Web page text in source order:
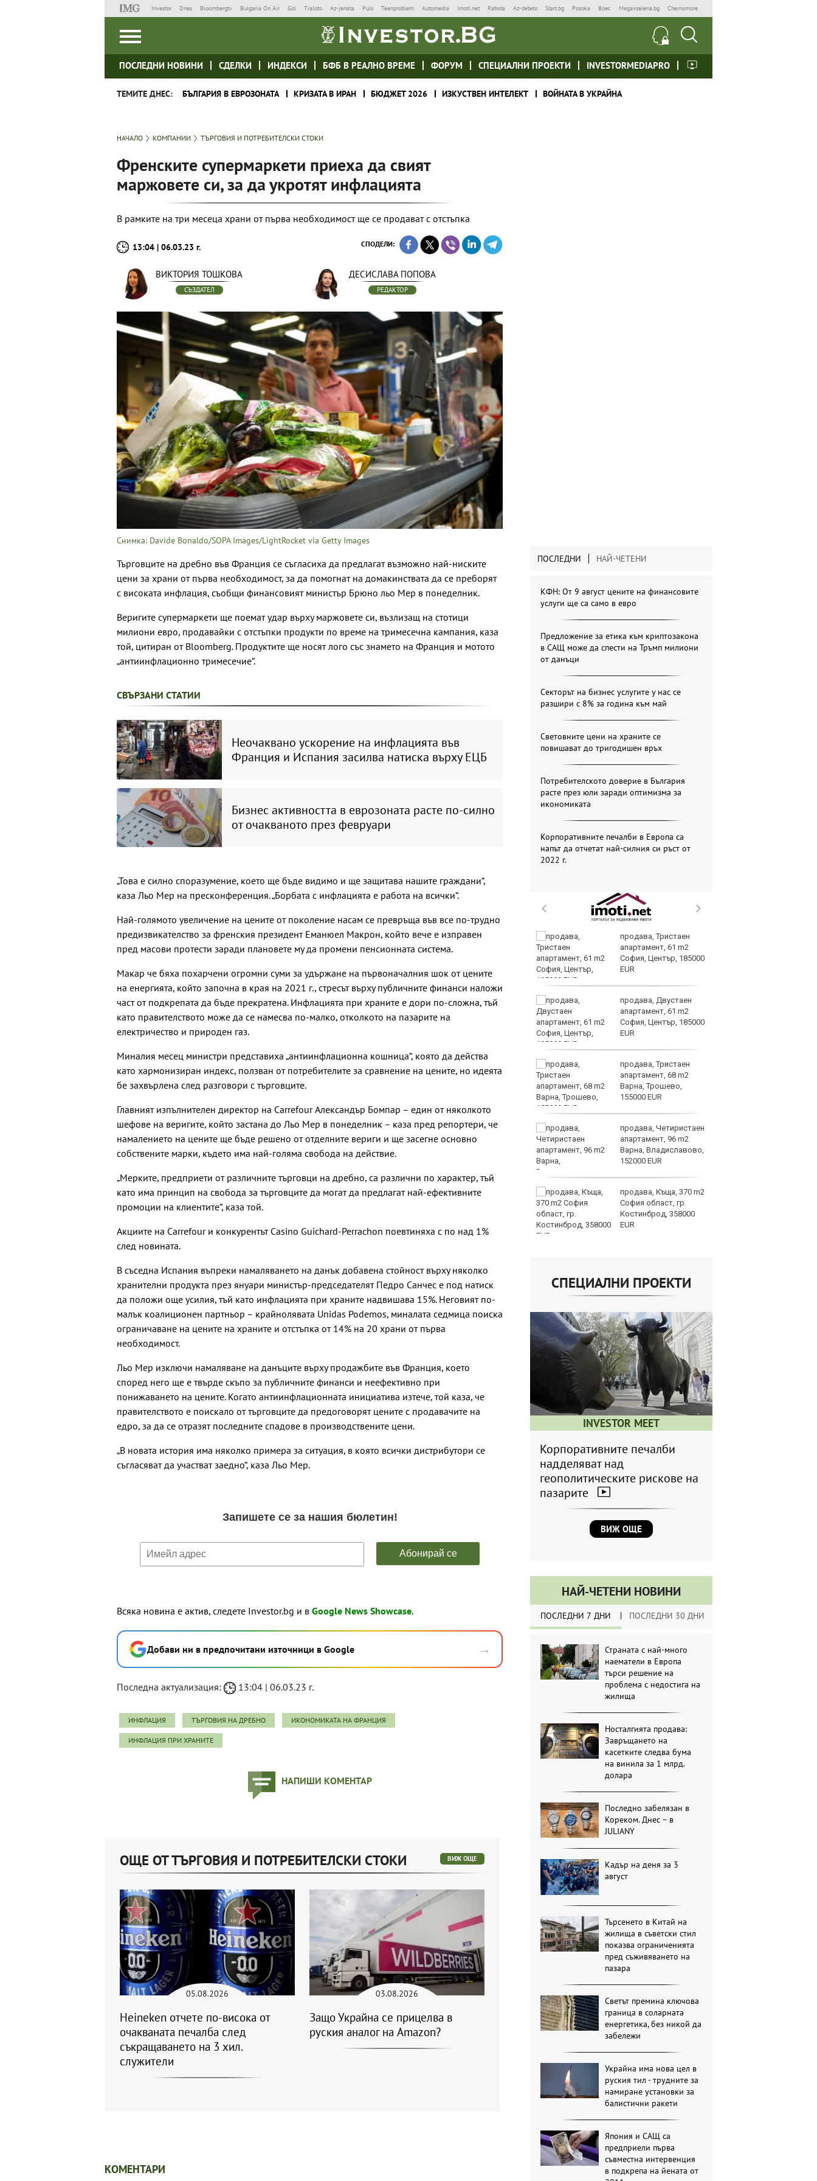
Investor Dnes Bloombergtv Bulgaria On Air Gol Tialoto Az-jenata Puls Teenproblem Automedia Imoti.net Rabota Az-deteto Start.bg Posoka Boec Megavselena.bg Chernomore
ПОСЛЕДНИ НОВИНИ СДЕЛКИ ИНДЕКСИ БФБ В РЕАЛНО ВРЕМЕ ФОРУМ СПЕЦИАЛНИ ПРОЕКТИ INVESTORMEDIAPRO
ТЕМИТЕ ДНЕС: БЪЛГАРИЯ В ЕВРОЗОНАТА КРИЗАТА В ИРАН БЮДЖЕТ 2026 ИЗКУСТВЕН ИНТЕЛЕКТ ВОЙНАТА В УКРАЙНА
НАЧАЛО КОМПАНИИ ТЪРГОВИЯ И ПОТРЕБИТЕЛСКИ СТОКИ
Френските супермаркети приеха да свият
маржовете си, за да укротят инфлацията
В рамките на три месеца храни от първа необходимост ще се продават с отстъпка
13:04 | 06.03.23 г. СПОДЕЛИ:
ВИКТОРИЯ ТОШКОВА
СЪЗДАТЕЛ
ДЕСИСЛАВА ПОПОВА
РЕДАКТОР
Снимка: Davide Bonaldo/SOPA Images/LightRocket via Getty Images
Търговците на дребно във Франция се съгласиха да предлагат възможно най-ниските
цени за храни от първа необходимост, за да помогнат на домакинствата да се преборят
с високата инфлация, съобщи финансовият министър Брюно льо Мер в понеделник.
Веригите супермаркети ще поемат удар върху маржовете си, възлизащ на стотици
милиони евро, продавайки с отстъпки продукти по време на тримесечна кампания, каза
той, цитиран от Bloomberg. Продуктите ще носят лого със знамето на Франция и мотото
„антиинфлационно тримесечие“.
СВЪРЗАНИ СТАТИИ
Неочаквано ускорение на инфлацията във
Франция и Испания засилва натиска върху ЕЦБ
Бизнес активността в еврозоната расте по-силно
от очакваното през февруари
„Това е силно споразумение, което ще бъде видимо и ще защитава нашите граждани“,
каза Льо Мер на пресконференция. „Борбата с инфлацията е работа на всички“.
Най-голямото увеличение на цените от поколение насам се превръща във все по-трудно
предизвикателство за френския президент Еманюел Макрон, който вече е изправен
пред масови протести заради плановете му да промени пенсионната система.
Макар че бяха похарчени огромни суми за удържане на първоначалния шок от цените
на енергията, който започна в края на 2021 г., стресът върху публичните финанси наложи
част от подкрепата да бъде прекратена. Инфлацията при храните е дори по-сложна, тъй
като правителството може да се намесва по-малко, отколкото на пазарите на
електричество и природен газ.
Миналия месец министри представиха „антиинфлационна кошница“, която да действа
като хармонизиран индекс, ползван от потребителите за сравнение на цените, но идеята
бе захвърлена след разговори с търговците.
Главният изпълнителен директор на Carrefour Александър Бомпар – един от няколкото
шефове на веригите, който застана до Льо Мер в понеделник – каза пред репортери, че
намалението на цените ще бъде решено от отделните вериги и ще засегне основно
собствените марки, където има най-голяма свобода на действие.
„Мерките, предприети от различните търговци на дребно, са различни по характер, тъй
като има принцип на свобода за търговците да могат да предлагат най-ефективните
промоции на клиентите“, каза той.
Акциите на Carrefour и конкурентът Casino Guichard-Perrachon поевтиняха с по над 1%
след новината.
В съседна Испания въпреки намаляването на данък добавена стойност върху няколко
хранителни продукта през януари министър-председателят Педро Санчес е под натиск
да положи още усилия, тъй като инфлацията при храните надвишава 15%. Неговият по-
малък коалиционен партньор – крайнолявата Unidas Podemos, миналата седмица поиска
ограничаване на цените на храните и отстъпка от 14% на 20 храни от първа
необходимост.
Льо Мер изключи намаляване на данъците върху продажбите във Франция, което
според него ще е твърде скъпо за публичните финанси и неефективно при
понижаването на цените. Когато антиинфлационната инициатива изтече, той каза, че
правителството е поискало от търговците да предоговорят цените с продавачите на
едро, за да се отразят последните спадове в производствените цени.
„В новата история има няколко примера за ситуация, в която всички дистрибутори се
съгласяват да участват заедно“, каза Льо Мер.
Всяка новина е актив, следете Investor.bg и в Google News Showcase.
Добави ни в предпочитани източници в Google →
Последна актуализация: 13:04 | 06.03.23 г.
ИНФЛАЦИЯ ТЪРГОВИЯ НА ДРЕБНО ИКОНОМИКАТА НА ФРАНЦИЯ
ИНФЛАЦИЯ ПРИ ХРАНИТЕ
НАПИШИ КОМЕНТАР
ПОСЛЕДНИ НАЙ-ЧЕТЕНИ
КФН: От 9 август цените на финансовите
услуги ще са само в евро
Предложение за етика към криптозакона
в САЩ може да спести на Тръмп милиони
от данъци
Секторът на бизнес услугите у нас се
разшири с 8% за година към май
Световните цени на храните се
повишават до тригодишен връх
Потребителското доверие в България
расте през юли заради оптимизма за
икономиката
Корпоративните печалби в Европа са
напът да отчетат най-силния си ръст от
2022 г.
Организират редица
инициативи за
Чужденец, ползвал
книжка, бе осъден във
дядо с 53 грама чист
Пускат нови 66
спътника в ниска
Откриха огнище на
продава, Тристаен
апартамент, 61 m2
София, Център, 185000
EUR
продава, Двустаен
апартамент, 61 m2
София, Център, 185000
EUR
продава, Тристаен
апартамент, 68 m2
Варна, Трошево,
155000 EUR
продава, Четиристаен
апартамент, 96 m2
Варна, Владиславово,
152000 EUR
продава, Къща, 370 m2
София област, гр.
Костинброд, 358000
EUR
СПЕЦИАЛНИ ПРОЕКТИ
INVESTOR MEET
Корпоративните печалби
надделяват над
геополитическите рискове на
пазарите
ВИЖ ОЩЕ
НАЙ-ЧЕТЕНИ НОВИНИ
ПОСЛЕДНИ 7 ДНИ ПОСЛЕДНИ 30 ДНИ
Страната с най-много
наематели в Европа
търси решение на
проблема с недостига на
жилища
Носталгията продава:
Завръщането на
касетките следва бума
на винила за 1 млрд.
долара
Последно забелязан в
Кореком. Днес – в
JULIANY
Кадър на деня за 3
август
Търсенето в Китай на
жилища в съветски стил
показва ограниченията
пред съживяването на
пазара
Светът премина ключова
граница в соларната
енергетика, без никой да
забележи
Украйна има нова цел в
руския тил - трудните за
намиране установки за
балистични ракети
Япония и САЩ са
предприели първа
съвместна интервенция
в подкрепа на йената от
ОЩЕ ОТ ТЪРГОВИЯ И ПОТРЕБИТЕЛСКИ СТОКИ ВИЖ ОЩЕ
05.08.2026
Heineken отчете по-висока от
очакваната печалба след
съкращаването на 3 хил.
служители
03.08.2026
Защо Украйна се прицелва в
руския аналог на Amazon?
КОМЕНТАРИ